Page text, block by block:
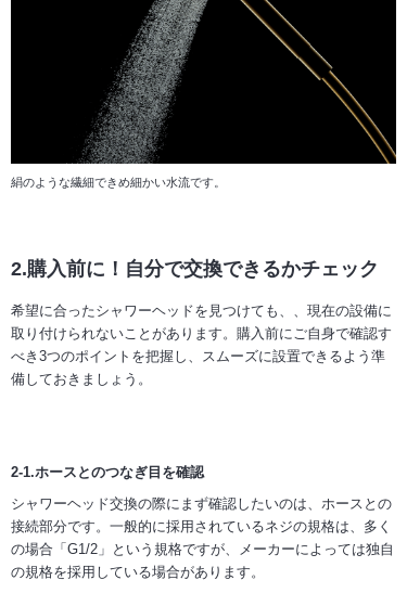
絹のような繊細できめ細かい水流です。
2.購入前に！自分で交換できるかチェック
希望に合ったシャワーヘッドを見つけても、、現在の設備に
取り付けられないことがあります。購入前にご自身で確認す
べき3つのポイントを把握し、スムーズに設置できるよう準
備しておきましょう。
2-1.ホースとのつなぎ目を確認
シャワーヘッド交換の際にまず確認したいのは、ホースとの
接続部分です。一般的に採用されているネジの規格は、多く
の場合「G1/2」という規格ですが、メーカーによっては独自
の規格を採用している場合があります。